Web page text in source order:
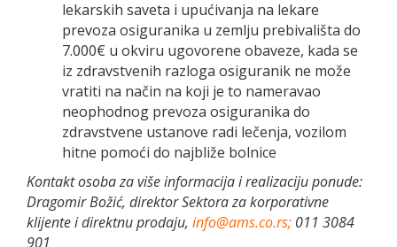
lekarskih saveta i upućivanja na lekare
prevoza osiguranika u zemlju prebivališta do
7.000€ u okviru ugovorene obaveze, kada se
iz zdravstvenih razloga osiguranik ne može
vratiti na način na koji je to nameravao
neophodnog prevoza osiguranika do
zdravstvene ustanove radi lečenja, vozilom
hitne pomoći do najbliže bolnice
Kontakt osoba za više informacija i realizaciju ponude:
Dragomir Božić, direktor Sektora za korporativne
klijente i direktnu prodaju, info@ams.co.rs; 011 3084
901